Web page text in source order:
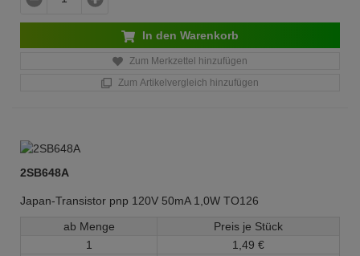
In den Warenkorb
Zum Merkzettel hinzufügen
Zum Artikelvergleich hinzufügen
2SB648A
Japan-Transistor pnp 120V 50mA 1,0W TO126
ab Menge
Preis je Stück
1
1, 49 €